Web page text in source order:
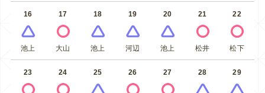
16
池上
17
大山
18
池上
19
河辺
20
池上
21
松井
22
松下
23 24 25 26 27 28 29